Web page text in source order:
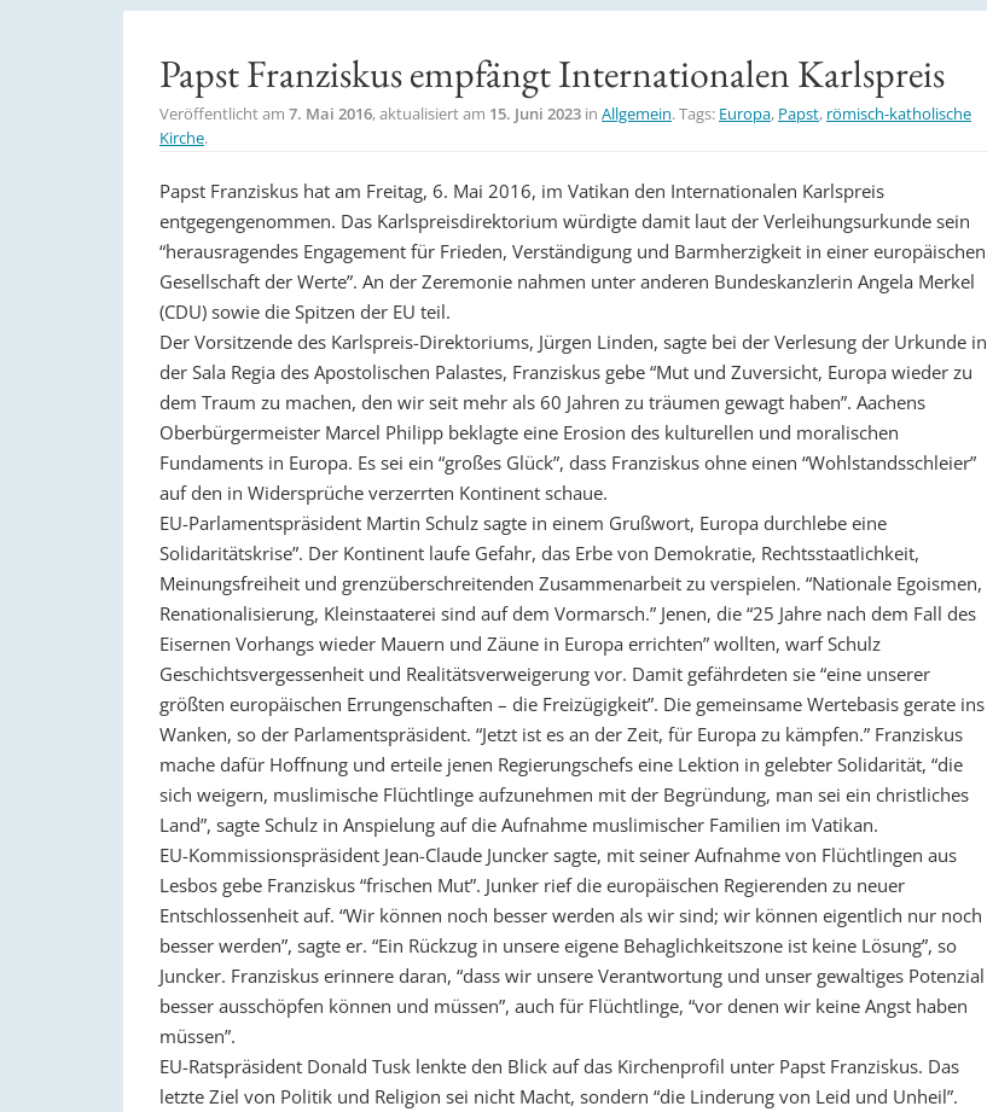
Papst Franziskus empfängt Internationalen Karlspreis
Veröffentlicht am 7. Mai 2016, aktualisiert am 15. Juni 2023 in Allgemein. Tags: Europa, Papst, römisch-katholische
Kirche.
Papst Franziskus hat am Freitag, 6. Mai 2016, im Vatikan den Internationalen Karlspreis
entgegengenommen. Das Karlspreisdirektorium würdigte damit laut der Verleihungsurkunde sein
“herausragendes Engagement für Frieden, Verständigung und Barmherzigkeit in einer europäischen
Gesellschaft der Werte”. An der Zeremonie nahmen unter anderen Bundeskanzlerin Angela Merkel
(CDU) sowie die Spitzen der EU teil.
Der Vorsitzende des Karlspreis-Direktoriums, Jürgen Linden, sagte bei der Verlesung der Urkunde in
der Sala Regia des Apostolischen Palastes, Franziskus gebe “Mut und Zuversicht, Europa wieder zu
dem Traum zu machen, den wir seit mehr als 60 Jahren zu träumen gewagt haben”. Aachens
Oberbürgermeister Marcel Philipp beklagte eine Erosion des kulturellen und moralischen
Fundaments in Europa. Es sei ein “großes Glück”, dass Franziskus ohne einen “Wohlstandsschleier”
auf den in Widersprüche verzerrten Kontinent schaue.
EU-Parlamentspräsident Martin Schulz sagte in einem Grußwort, Europa durchlebe eine
Solidaritätskrise”. Der Kontinent laufe Gefahr, das Erbe von Demokratie, Rechtsstaatlichkeit,
Meinungsfreiheit und grenzüberschreitenden Zusammenarbeit zu verspielen. “Nationale Egoismen,
Renationalisierung, Kleinstaaterei sind auf dem Vormarsch.” Jenen, die “25 Jahre nach dem Fall des
Eisernen Vorhangs wieder Mauern und Zäune in Europa errichten” wollten, warf Schulz
Geschichtsvergessenheit und Realitätsverweigerung vor. Damit gefährdeten sie “eine unserer
größten europäischen Errungenschaften – die Freizügigkeit”. Die gemeinsame Wertebasis gerate ins
Wanken, so der Parlamentspräsident. “Jetzt ist es an der Zeit, für Europa zu kämpfen.” Franziskus
mache dafür Hoffnung und erteile jenen Regierungschefs eine Lektion in gelebter Solidarität, “die
sich weigern, muslimische Flüchtlinge aufzunehmen mit der Begründung, man sei ein christliches
Land”, sagte Schulz in Anspielung auf die Aufnahme muslimischer Familien im Vatikan.
EU-Kommissionspräsident Jean-Claude Juncker sagte, mit seiner Aufnahme von Flüchtlingen aus
Lesbos gebe Franziskus “frischen Mut”. Junker rief die europäischen Regierenden zu neuer
Entschlossenheit auf. “Wir können noch besser werden als wir sind; wir können eigentlich nur noch
besser werden”, sagte er. “Ein Rückzug in unsere eigene Behaglichkeitszone ist keine Lösung”, so
Juncker. Franziskus erinnere daran, “dass wir unsere Verantwortung und unser gewaltiges Potenzial
besser ausschöpfen können und müssen”, auch für Flüchtlinge, “vor denen wir keine Angst haben
müssen”.
EU-Ratspräsident Donald Tusk lenkte den Blick auf das Kirchenprofil unter Papst Franziskus. Das
letzte Ziel von Politik und Religion sei nicht Macht, sondern “die Linderung von Leid und Unheil”.